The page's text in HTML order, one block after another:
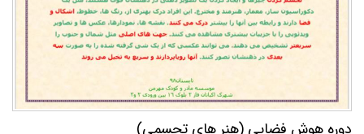
دوره هوش فضایی (هنر های تجسمی)